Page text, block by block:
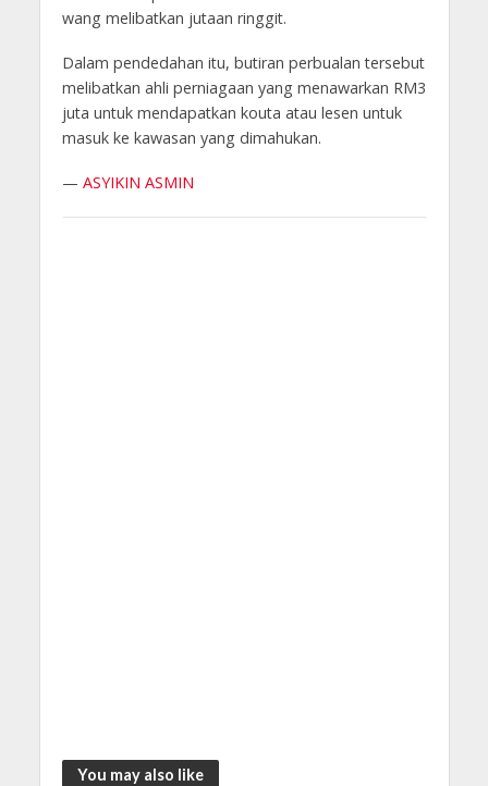
wang melibatkan jutaan ringgit.
Dalam pendedahan itu, butiran perbualan tersebut
melibatkan ahli perniagaan yang menawarkan RM3
juta untuk mendapatkan kouta atau lesen untuk
masuk ke kawasan yang dimahukan.
— ASYIKIN ASMIN
You may also like